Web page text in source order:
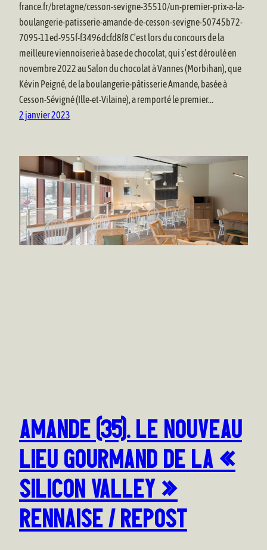
france.fr/bretagne/cesson-sevigne-35510/un-premier-prix-a-la-
boulangerie-patisserie-amande-de-cesson-sevigne-50745b72-
7095-11ed-955f-f3496dcfd8f8 C’est lors du concours de la
meilleure viennoiserie à base de chocolat, qui s’est déroulé en
novembre 2022 au Salon du chocolat à Vannes (Morbihan), que
Kévin Peigné, de la boulangerie-pâtisserie Amande, basée à
Cesson-Sévigné (Ille-et-Vilaine), a remporté le premier…
2 janvier 2023
AMANDE (35). LE NOUVEAU
LIEU GOURMAND DE LA «
SILICON VALLEY »
RENNAISE / REPOST